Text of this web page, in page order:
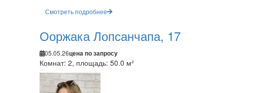
Смотреть подробнее
Ооржака Лопсанчапа, 17
05.05.26цена по запросу
Комнат: 2, площадь: 50.0 м²